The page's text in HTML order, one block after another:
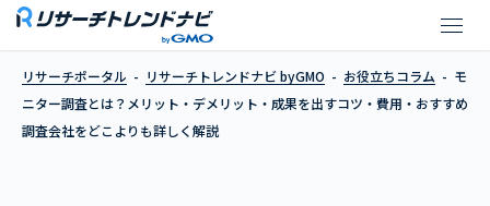
モニター調査とは？メリット・
リサーチポータル リサーチトレンドナビ byGMO お役立ちコラム
モ
ニター調査とは？メリット・デメリット・成果を出すコツ・費用・おすすめ
調査会社をどこよりも詳しく解説